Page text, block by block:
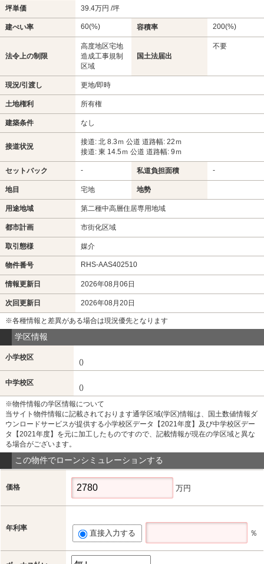
坪単価 39.4万円 /坪
建ぺい率 60(%) 容積率 200(%)
法令上の制限
高度地区宅地
造成工事規制
区域
国土法届出
不要
現況/引渡し 更地/即時
土地権利 所有権
建築条件 なし
接道状況
接道: 北 8.3ｍ 公道 道路幅: 22ｍ
接道: 東 14.5ｍ 公道 道路幅: 9ｍ
セットバック - 私道負担面積 -
地目 宅地 地勢
用途地域 第二種中高層住居専用地域
都市計画 市街化区域
取引態様 媒介
物件番号 RHS-AAS402510
情報更新日 2026年08月06日
次回更新日 2026年08月20日
※各種情報と差異がある場合は現況優先となります
学区情報
小学校区
()
中学校区
()
※物件情報の学区情報について
当サイト物件情報に記載されております通学区域(学区)情報は、国土数値情報ダ
ウンロードサービスが提供する小学校区データ【2021年度】及び中学校区デー
タ【2021年度】を元に加工したものですので、記載情報が現在の学区域と異な
る場合がございます。
この物件でローンシミュレーションする
価格 万円
年利率
直接入力する ％